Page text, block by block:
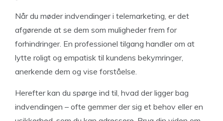
Når du møder indvendinger i telemarketing, er det
afgørende at se dem som muligheder frem for
forhindringer. En professionel tilgang handler om at
lytte roligt og empatisk til kundens bekymringer,
anerkende dem og vise forståelse.
Herefter kan du spørge ind til, hvad der ligger bag
indvendingen – ofte gemmer der sig et behov eller en